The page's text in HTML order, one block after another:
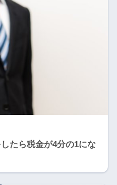
たら税金が4分の1にな